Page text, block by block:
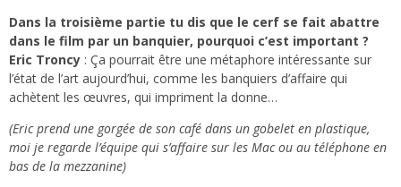
Dans la troisième partie tu dis que le cerf se fait abattre
dans le film par un banquier, pourquoi c’est important ?
Eric Troncy : Ça pourrait être une métaphore intéressante sur
l’état de l’art aujourd’hui, comme les banquiers d’affaire qui
achètent les œuvres, qui impriment la donne…
(Eric prend une gorgée de son café dans un gobelet en plastique,
moi je regarde l’équipe qui s’affaire sur les Mac ou au téléphone en
bas de la mezzanine)